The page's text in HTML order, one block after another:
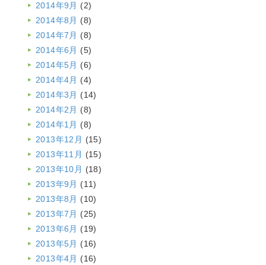
2014年9月 (2)
2014年8月 (8)
2014年7月 (8)
2014年6月 (5)
2014年5月 (6)
2014年4月 (4)
2014年3月 (14)
2014年2月 (8)
2014年1月 (8)
2013年12月 (15)
2013年11月 (15)
2013年10月 (18)
2013年9月 (11)
2013年8月 (10)
2013年7月 (25)
2013年6月 (19)
2013年5月 (16)
2013年4月 (16)